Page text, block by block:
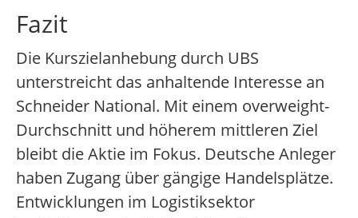
Fazit
Die Kurszielanhebung durch UBS
unterstreicht das anhaltende Interesse an
Schneider National. Mit einem overweight-
Durchschnitt und höherem mittleren Ziel
bleibt die Aktie im Fokus. Deutsche Anleger
haben Zugang über gängige Handelsplätze.
Entwicklungen im Logistiksektor